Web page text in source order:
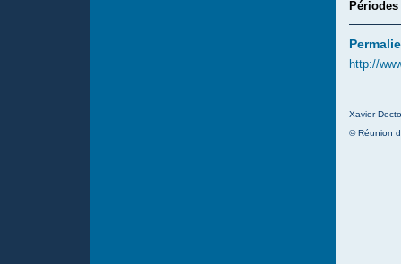
http://
Xavier
© Réunion